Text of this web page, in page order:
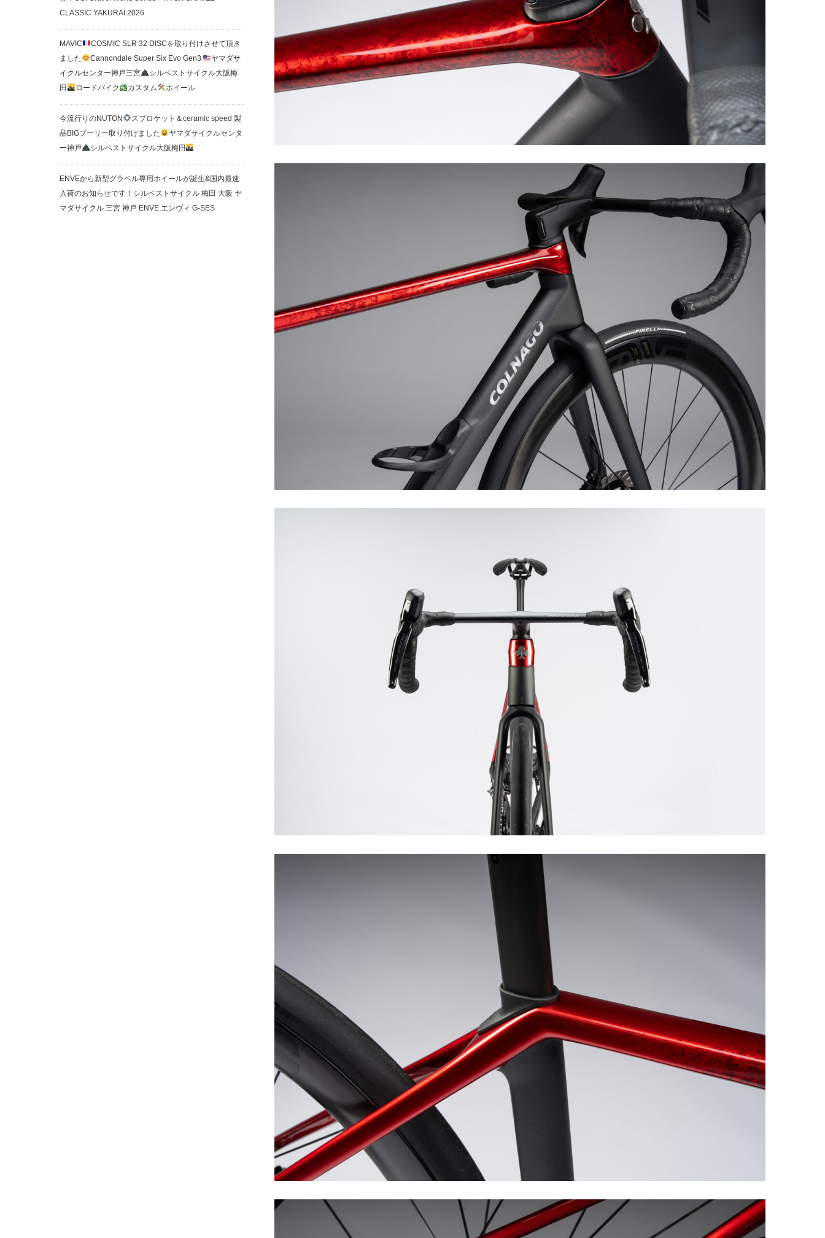
CLASSIC YAKURAI 2026
MAVIC
COSMIC SLR 32 DISCを取り付けさせて頂き
ました
Cannondale Super Six Evo Gen3
ヤマダサ
イクルセンター神戸三宮
シルベストサイクル大阪梅
田
ロードバイク カスタム ホイール
今流行りのNUTON
スプロケット＆ceramic speed 製
品BIGプーリー取り付けました
ヤマダサイクルセンタ
ー神戸
シルベストサイクル大阪梅田
ENVEから新型グラベル専用ホイールが誕生&国内最速
入荷のお知らせです！シルベストサイクル 梅田 大阪 ヤ
マダサイクル 三宮 神戸 ENVE エンヴィ G-SES